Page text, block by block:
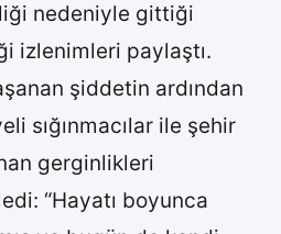
nedeniyle gittiği
izlenimleri paylaştı.
şiddetin ardından
sığınmacılar ile şehir
gerginlikleri
“Hayatı boyunca